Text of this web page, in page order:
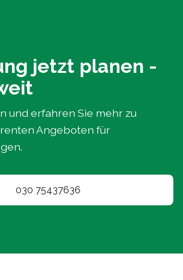
jetzt planen -
und erfahren Sie mehr zu
Angeboten für
030 75437636